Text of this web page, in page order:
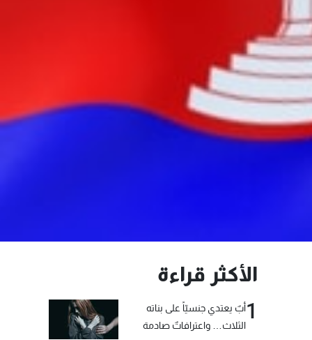
الأكثر قراءة
1أبٌ يعتدي جنسيّاً على بناته
الثلاث… واعترافاتٌ صادمة